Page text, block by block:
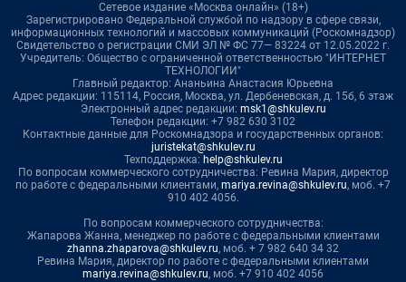
Сетевое издание «Москва онлайн» (18+)
Зарегистрировано Федеральной службой по надзору в сфере связи,
информационных технологий и массовых коммуникаций (Роскомнадзор)
Свидетельство о регистрации СМИ ЭЛ № ФС 77— 83224 от 12.05.2022 г.
Учредитель: Общество с ограниченной ответственностью "ИНТЕРНЕТ
ТЕХНОЛОГИИ"
Главный редактор: Ананьина Анастасия Юрьевна
Адрес редакции: 115114, Россия, Москва, ул. Дербеневская, д. 15б, 6 этаж
Электронный адрес редакции: msk1@shkulev.ru
Телефон редакции: +7 982 630 3102
Контактные данные для Роскомнадзора и государственных органов:
juristekat@shkulev.ru
Техподдержка: help@shkulev.ru
По вопросам коммерческого сотрудничества: Ревина Мария, директор
по работе с федеральными клиентами, mariya.revina@shkulev.ru, моб. +7
910 402 4056.
По вопросам коммерческого сотрудничества:
Жапарова Жанна, менеджер по работе с федеральными клиентами
zhanna.zhaparova@shkulev.ru, моб. + 7 982 640 34 32
Ревина Мария, директор по работе с федеральными клиентами
mariya.revina@shkulev.ru, моб. +7 910 402 4056